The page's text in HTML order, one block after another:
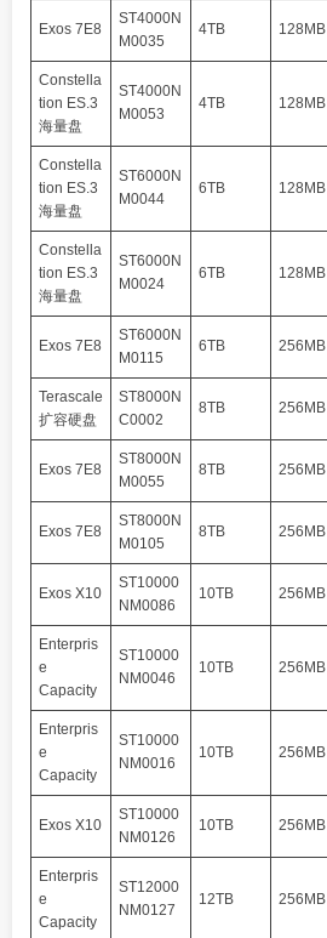
Exos 7E8
ST4000N
M0035
4TB 128MB
Constella
tion ES.3
海量盘
ST4000N
M0053
4TB 128MB
Constella
tion ES.3
海量盘
ST6000N
M0044
6TB 128MB
Constella
tion ES.3
海量盘
ST6000N
M0024
6TB 128MB
Exos 7E8
ST6000N
M0115
6TB 256MB
Terascale
扩容硬盘
ST8000N
C0002
8TB 256MB
Exos 7E8
ST8000N
M0055
8TB 256MB
Exos 7E8
ST8000N
M0105
8TB 256MB
Exos X10
ST10000
NM0086
10TB 256MB
Enterpris
e
Capacity
ST10000
NM0046
10TB 256MB
Enterpris
e
Capacity
ST10000
NM0016
10TB 256MB
Exos X10
ST10000
NM0126
10TB 256MB
Enterpris
e
Capacity
ST12000
NM0127
12TB 256MB